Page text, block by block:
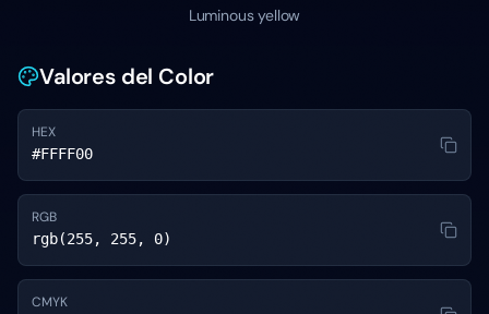
Luminous yellow
Valores del Color
HEX
#FFFF00
RGB
rgb(255, 255, 0)
CMYK